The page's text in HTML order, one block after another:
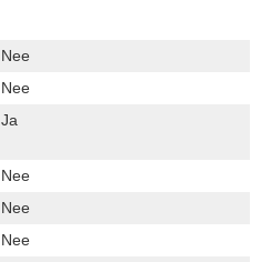
Nee
Nee
Ja
Nee
Nee
Nee